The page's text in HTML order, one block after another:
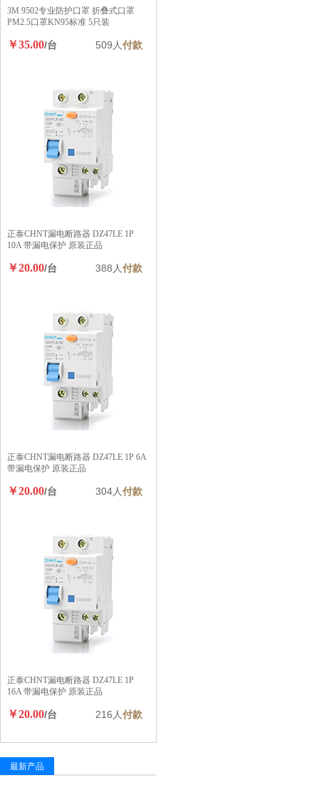
3M 9502专业防护口罩 折叠式口罩
PM2.5口罩KN95标准 5只装
￥35.00/台 509人付款
正泰CHNT漏电断路器 DZ47LE 1P
10A 带漏电保护 原装正品
￥20.00/台 388人付款
正泰CHNT漏电断路器 DZ47LE 1P 6A
带漏电保护 原装正品
￥20.00/台 304人付款
正泰CHNT漏电断路器 DZ47LE 1P
16A 带漏电保护 原装正品
￥20.00/台 216人付款
最新产品